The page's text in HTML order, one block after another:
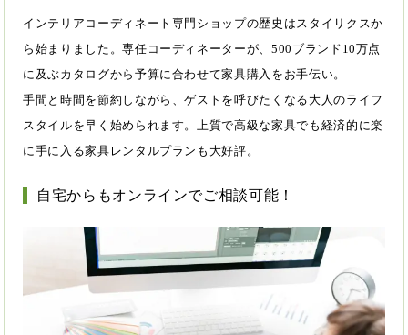
インテリアコーディネート専門ショップの歴史はスタイリクスか
ら始まりました。専任コーディネーターが、500ブランド10万点
に及ぶカタログから予算に合わせて家具購入をお手伝い。
手間と時間を節約しながら、ゲストを呼びたくなる大人のライフ
スタイルを早く始められます。上質で高級な家具でも経済的に楽
に手に入る家具レンタルプランも大好評。
自宅からもオンラインでご相談可能！